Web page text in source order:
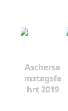
Aschersa
mstagsfa
hrt 2019